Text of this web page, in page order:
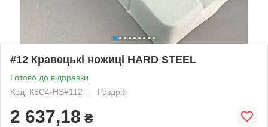
#12 Кравецькі ножиці HARD STEEL
Готово до відправки
Код: К6С4-HS#112
Роздріб
2 637,18 ₴